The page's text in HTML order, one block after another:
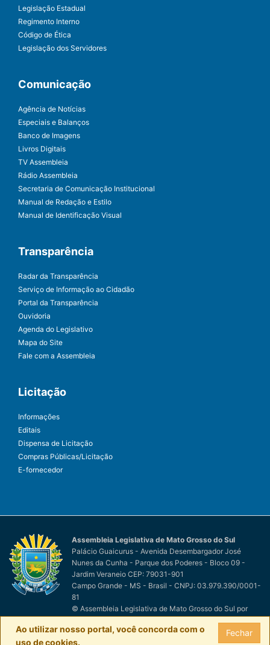
Legislação Estadual
Regimento Interno
Código de Ética
Legislação dos Servidores
Comunicação
Agência de Notícias
Especiais e Balanços
Banco de Imagens
Livros Digitais
TV Assembleia
Rádio Assembleia
Secretaria de Comunicação Institucional
Manual de Redação e Estilo
Manual de Identificação Visual
Transparência
Radar da Transparência
Serviço de Informação ao Cidadão
Portal da Transparência
Ouvidoria
Agenda do Legislativo
Mapa do Site
Fale com a Assembleia
Licitação
Informações
Editais
Dispensa de Licitação
Compras Públicas/Licitação
E-fornecedor
Assembleia Legislativa de Mato Grosso do Sul
Palácio Guaicurus - Avenida Desembargador José
Nunes da Cunha - Parque dos Poderes - Bloco 09 -
Jardim Veraneio CEP: 79031-901
Campo Grande - MS - Brasil - CNPJ: 03.979.390/0001-
81
© Assembleia Legislativa de Mato Grosso do Sul por
Fechar
Ao utilizar nosso portal, você concorda com o
uso de cookies.